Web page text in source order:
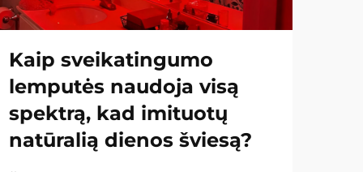
Kaip sveikatingumo
lemputės naudoja visą
spektrą, kad imituotų
natūralią dienos šviesą?